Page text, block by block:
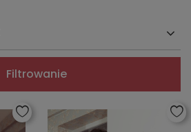
Filtrowanie